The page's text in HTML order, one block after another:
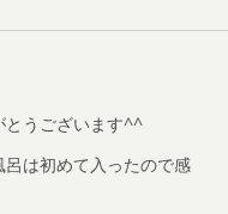
とうございます^^
は初めて入ったので感